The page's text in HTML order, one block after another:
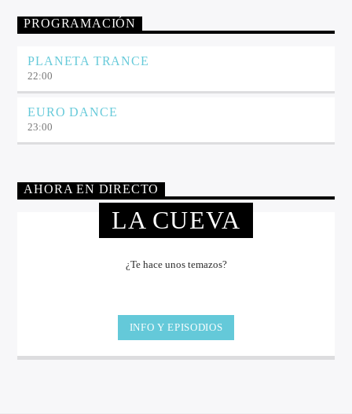
PROGRAMACIÓN
PLANETA TRANCE
22:00
EURO DANCE
23:00
AHORA EN DIRECTO
LA CUEVA
¿Te hace unos temazos?
INFO Y EPISODIOS